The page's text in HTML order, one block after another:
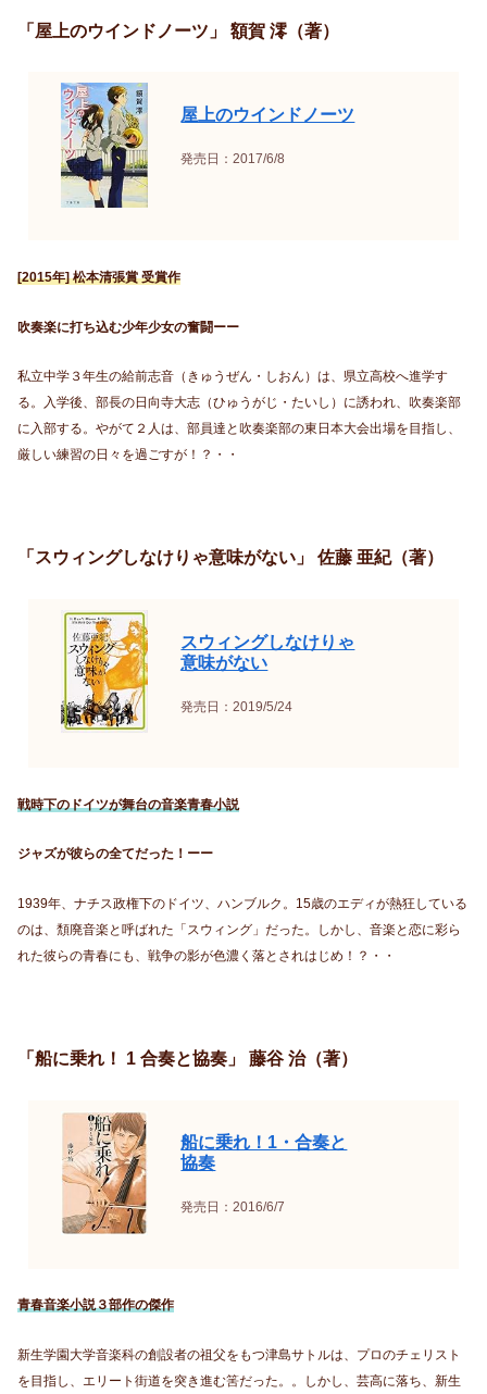
「屋上のウインドノーツ」 額賀 澪（著）
屋上のウインドノーツ
発売日：2017/6/8
[2015年] 松本清張賞 受賞作
吹奏楽に打ち込む少年少女の奮闘ーー
私立中学３年生の給前志音（きゅうぜん・しおん）は、県立高校へ進学す
る。入学後、部長の日向寺大志（ひゅうがじ・たいし）に誘われ、吹奏楽部
に入部する。やがて２人は、部員達と吹奏楽部の東日本大会出場を目指し、
厳しい練習の日々を過ごすが！？・・
「スウィングしなけりゃ意味がない」 佐藤 亜紀（著）
スウィングしなけりゃ
意味がない
発売日：2019/5/24
戦時下のドイツが舞台の音楽青春小説
ジャズが彼らの全てだった！ーー
1939年、ナチス政権下のドイツ、ハンブルク。15歳のエディが熱狂している
のは、頽廃音楽と呼ばれた「スウィング」だった。しかし、音楽と恋に彩ら
れた彼らの青春にも、戦争の影が色濃く落とされはじめ！？・・
「船に乗れ！ 1 合奏と協奏」 藤谷 治（著）
船に乗れ！1・合奏と
協奏
発売日：2016/6/7
青春音楽小説３部作の傑作
新生学園大学音楽科の創設者の祖父をもつ津島サトルは、プロのチェリスト
を目指し、エリート街道を突き進む筈だった。。しかし、芸高に落ち、新生